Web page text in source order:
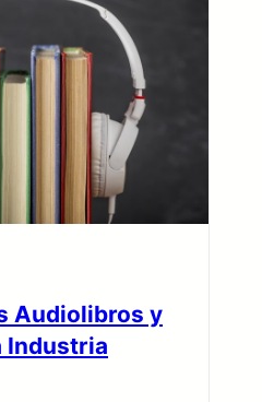
Audiolibros y
Industria